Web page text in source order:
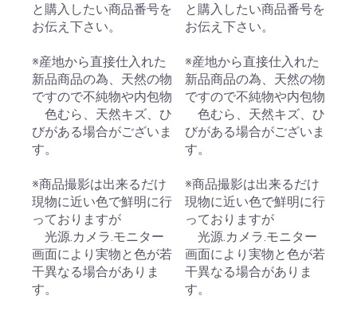
と購入したい商品番号を
お伝え下さい。
※産地から直接仕入れた
新品商品の為、天然の物
ですので不純物や内包物
色むら、天然キズ、ひ
びがある場合がございま
す。
※商品撮影は出来るだけ
現物に近い色で鮮明に行
っておりますが
光源.カメラ.モニター
画面により実物と色が若
干異なる場合がありま
す。
と購入したい商品番号を
お伝え下さい。
※産地から直接仕入れた
新品商品の為、天然の物
ですので不純物や内包物
色むら、天然キズ、ひ
びがある場合がございま
す。
※商品撮影は出来るだけ
現物に近い色で鮮明に行
っておりますが
光源.カメラ.モニター
画面により実物と色が若
干異なる場合がありま
す。